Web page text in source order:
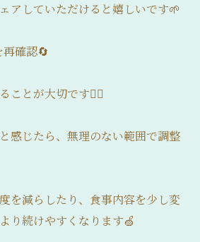
アしていただけると嬉しいです🌱
確認🔄
ことが大切です🧘‍♂️
感じたら、無理のない範囲で調整
を減らしたり、食事内容を少し変
り続けやすくなります🍏